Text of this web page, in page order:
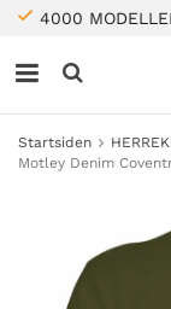
4000
Startsiden
Motley Denim